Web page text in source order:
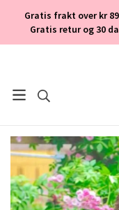
Gratis frakt over kr
Gratis retur og 30